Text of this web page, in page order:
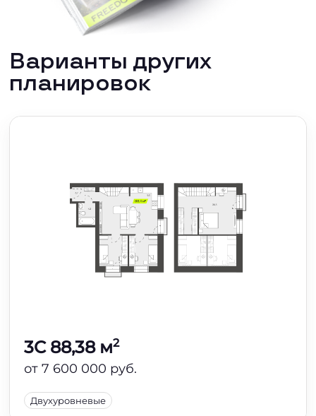
Варианты других
планировок
3C 88,38 м2
от 7 600 000 руб.
Двухуровневые